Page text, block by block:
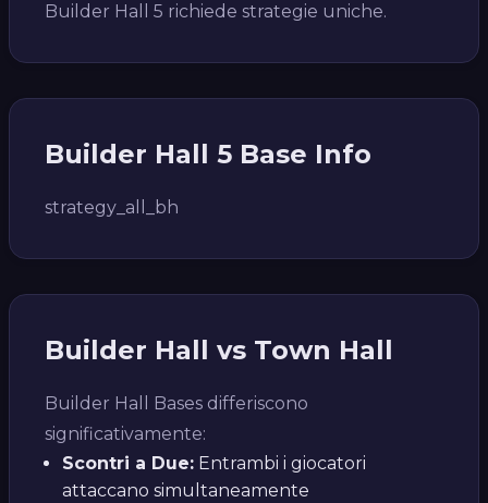
Builder Hall 5 richiede strategie uniche.
Builder Hall 5 Base Info
strategy_all_bh
Builder Hall vs Town Hall
Builder Hall Bases differiscono
significativamente:
Scontri a Due: Entrambi i giocatori
attaccano simultaneamente